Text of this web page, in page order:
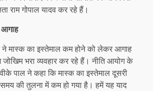
राम गोपाल यादव कर रहे हैं।
मास्क का इस्तेमाल कम होने को लेकर आगाह
भरा व्यवहार कर रहे हैं। नीति आयोग के
पाल ने कहा कि मास्क का इस्तेमाल दूसरी
की तुलना में कम हो गया है। हमें यह याद